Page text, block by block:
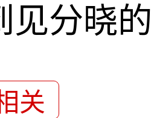
见分晓的
关